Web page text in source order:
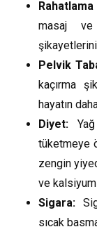
masaj
Pelvik
kaçırma
hayatın
Diyet:
tüketmeye
zengin
ve kalsiyum
Sigara:
sıcak